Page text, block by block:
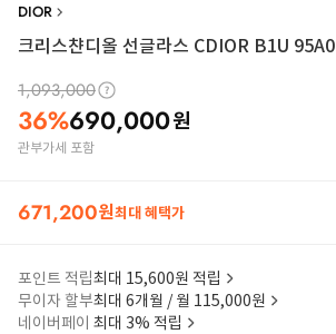
DIOR
크리스챤디올 선글라스 CDIOR B1U 95A0
1,093,000
36%690,000원
관부가세 포함
671,200원최대 혜택가
포인트 적립최대 15,600원 적립
무이자 할부최대 6개월 / 월 115,000원
네이버페이 최대 3% 적립